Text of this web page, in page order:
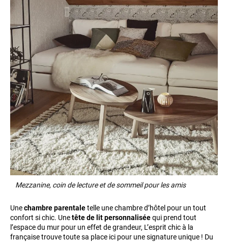
Mezzanine, coin de lecture et de sommeil pour les amis
Unechambre parentaletelle une chambre d’hôtel pour un tout
confort si chic. Unetête de lit personnaliséequi prend tout
l’espace du mur pour un effet de grandeur, L’esprit chic à la
française trouve toute sa place ici pour une signature unique ! Du